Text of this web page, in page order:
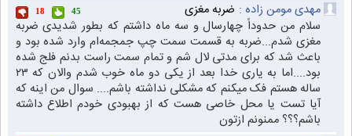
مهدی مومن زاده : ضربه مغزی 45
18
سلام من حدوداً چهارسال و سه ماه داشتم که بطور شدیدی ضربه
مغزی شدم...ضربه به قسمت سمت چپ جمجمه‌ام وارد شده بود و
باعث شد که برای مدتی لال شم و تمام سمت راست بدنم فلج شده
بود....اما به یاری خدا بعد از یکی دو ماه خوب شدم والان که ۲۳
ساله هستم فک میکنم که مشکلی نداشته باشم.... سوال من اینه که
آیا تست یا محل خاصی هست که از بهبودی خودم اطلاع داشته
باشم؟؟؟ ممنونم ازتون